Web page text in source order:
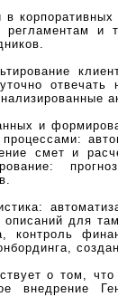
в
и
и
смет и
описаний для
контроль
о том,
внедрение